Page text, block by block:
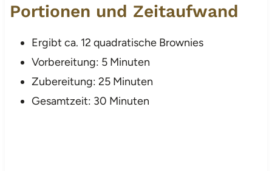
Portionen und Zeitaufwand
Ergibt ca. 12 quadratische Brownies
Vorbereitung: 5 Minuten
Zubereitung: 25 Minuten
Gesamtzeit: 30 Minuten